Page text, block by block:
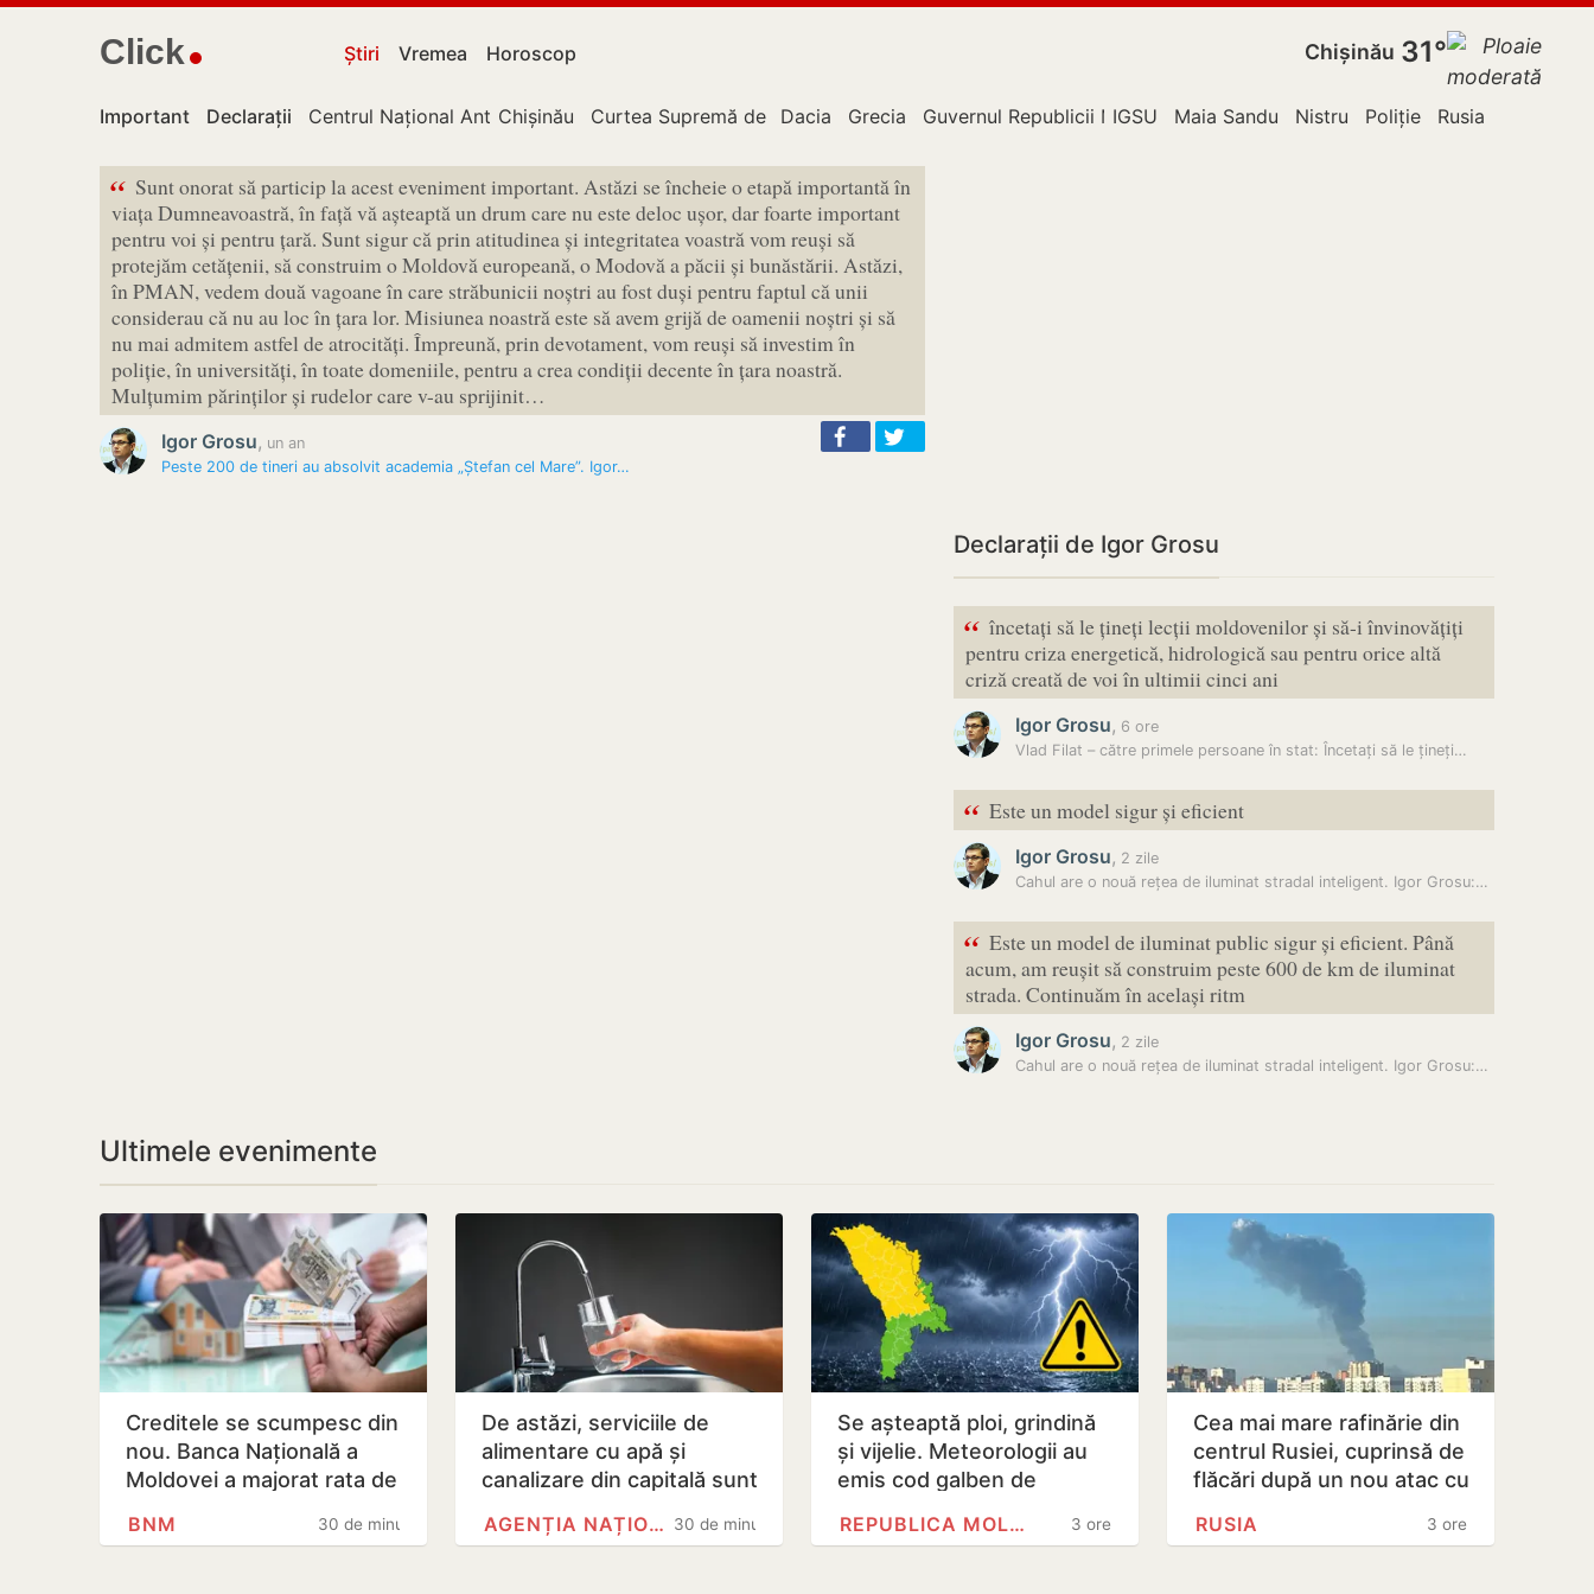
Click Știri Vremea Horoscop Chișinău 31°
Important Declarații Centrul Național Anticorupție
Chișinău Curtea Supremă de Justiție
Dacia Grecia Guvernul Republicii Moldova
IGSU Maia Sandu Nistru Poliție Rusia
“ Sunt onorat să particip la acest eveniment important. Astăzi se încheie o etapă importantă în
viața Dumneavoastră, în față vă așteaptă un drum care nu este deloc ușor, dar foarte important
pentru voi și pentru țară. Sunt sigur că prin atitudinea și integritatea voastră vom reuși să
protejăm cetățenii, să construim o Moldovă europeană, o Modovă a păcii și bunăstării. Astăzi,
în PMAN, vedem două vagoane în care străbunicii noștri au fost duși pentru faptul că unii
considerau că nu au loc în țara lor. Misiunea noastră este să avem grijă de oamenii noștri și să
nu mai admitem astfel de atrocități. Împreună, prin devotament, vom reuși să investim în
poliție, în universități, în toate domeniile, pentru a crea condiții decente în țara noastră.
Mulțumim părinților și rudelor care v-au sprijinit…
Igor Grosu, un an
Peste 200 de tineri au absolvit academia „Ștefan cel Mare”. Igor…
Declarații de Igor Grosu
“ încetați să le țineți lecții moldovenilor și să-i învinovățiți
pentru criza energetică, hidrologică sau pentru orice altă
criză creată de voi în ultimii cinci ani
Igor Grosu, 6 ore
Vlad Filat – către primele persoane în stat: Încetați să le țineți…
“ Este un model sigur și eficient
Igor Grosu, 2 zile
Cahul are o nouă rețea de iluminat stradal inteligent. Igor Grosu:…
“ Este un model de iluminat public sigur și eficient. Până
acum, am reușit să construim peste 600 de km de iluminat
strada. Continuăm în același ritm
Igor Grosu, 2 zile
Cahul are o nouă rețea de iluminat stradal inteligent. Igor Grosu:…
Ultimele evenimente
Creditele se scumpesc din
nou. Banca Națională a
Moldovei a majorat rata de
30 de minute
BNM
De astăzi, serviciile de
alimentare cu apă și
canalizare din capitală sunt
30 de minute
AGENȚIA NAȚIONALĂ PENTRU…
Se așteaptă ploi, grindină
și vijelie. Meteorologii au
emis cod galben de
3 ore
REPUBLICA MOLDOVA
Cea mai mare rafinărie din
centrul Rusiei, cuprinsă de
flăcări după un nou atac cu
3 ore
RUSIA